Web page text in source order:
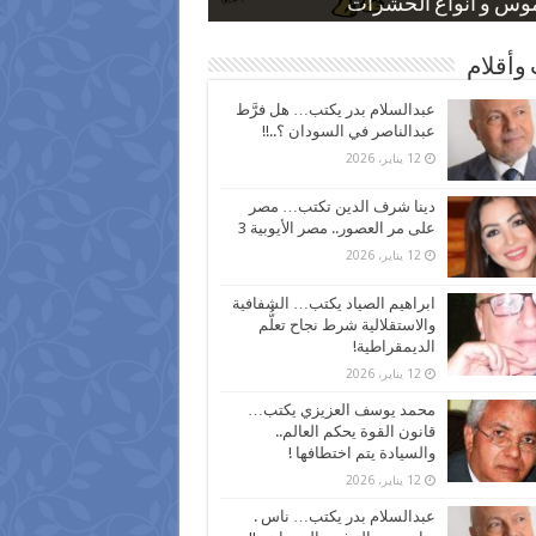
و أنواع الحشرات
بعد ارتفاع الأسعار
نسبة الطلاق في مصر
كاركاتيرية
كاركاتيرية
وأقلام
عبدالسلام بدر يكتب… هل فرَّط
عبدالناصر في السودان ؟..!!
12 يناير، 2026
دينا شرف الدين تكتب… مصر
على مر العصور.. مصر الأيوبية 3
12 يناير، 2026
ابراهيم الصياد يكتب… الشفافية
والاستقلالية شرط نجاح تعلُّم
الديمقراطية!
12 يناير، 2026
محمد يوسف العزيزي يكتب…
قانون القوة يحكم العالم..
والسيادة يتم اختطافها !
12 يناير، 2026
عبدالسلام بدر يكتب… ناس .